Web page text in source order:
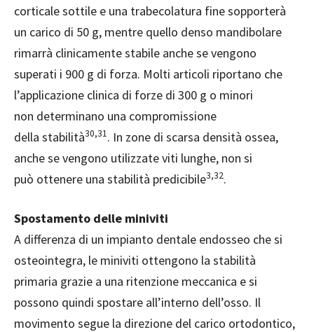
corticale sottile e una trabecolatura fine sopporterà
un carico di 50 g, mentre quello denso mandibolare
rimarrà clinicamente stabile anche se vengono
superati i 900 g di forza. Molti articoli riportano che
l’applicazione clinica di forze di 300 g o minori
non determinano una compromissione
della stabilità30,31. In zone di scarsa densità ossea,
anche se vengono utilizzate viti lunghe, non si
può ottenere una stabilità predicibile3,32.
Spostamento delle miniviti
A differenza di un impianto dentale endosseo che si
osteointegra, le miniviti ottengono la stabilità
primaria grazie a una ritenzione meccanica e si
possono quindi spostare all’interno dell’osso. Il
movimento segue la direzione del carico ortodontico,